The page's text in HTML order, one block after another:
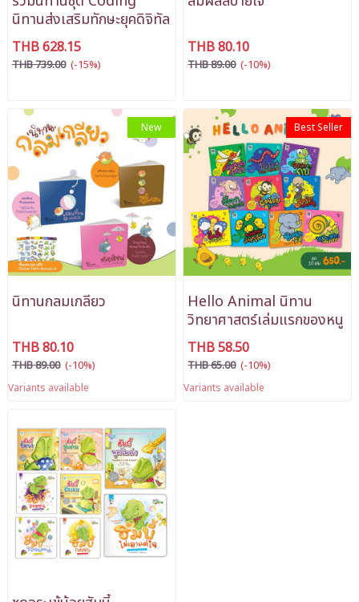
นิทานส่งเสริมทักษะยุคดิจิทัล
THB 628.15
THB 739.00 (-15%)
THB 80.10
THB 89.00 (-10%)
New
นิทานกลมเกลียว
THB 80.10
THB 89.00 (-10%)
Variants available
Best Seller
Hello Animal นิทาน
วิทยาศาสตร์เล่มแรกของหนู
THB 58.50
THB 65.00 (-10%)
Variants available